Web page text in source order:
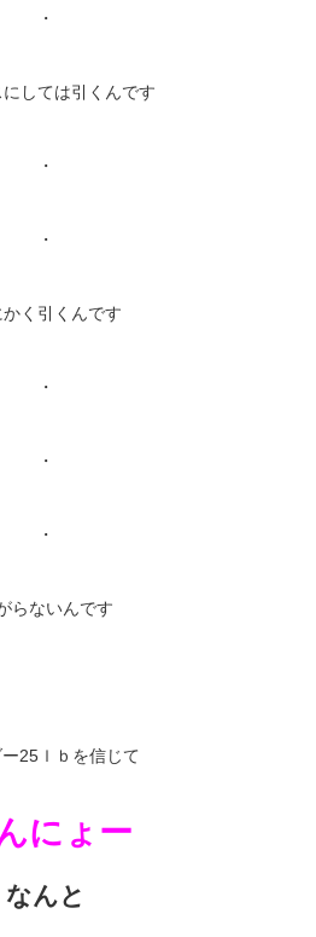
・
しては引くんです
・
・
かく引くんです
・
・
・
らないんです
ー25ｌｂを信じて
にょー
なんと